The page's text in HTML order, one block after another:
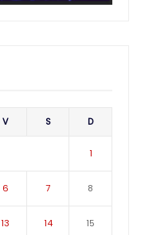
V S D
1
6 7 8
13 14 15